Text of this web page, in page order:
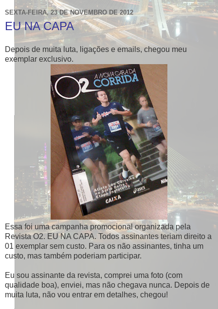
SEXTA-FEIRA, 23 DE NOVEMBRO DE 2012
EU NA CAPA
Depois de muita luta, ligações e emails, chegou meu
exemplar exclusivo.
Essa foi uma campanha promocional organizada pela
Revista O2. EU NA CAPA. Todos assinantes teriam direito a
01 exemplar sem custo. Para os não assinantes, tinha um
custo, mas também poderiam participar.
Eu sou assinante da revista, comprei uma foto (com
qualidade boa), enviei, mas não chegava nunca. Depois de
muita luta, não vou entrar em detalhes, chegou!